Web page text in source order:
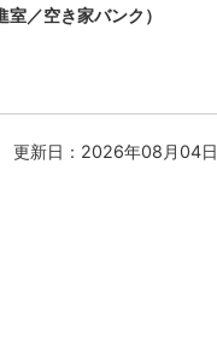
／空き家バンク）
更新日：2026年08月04日